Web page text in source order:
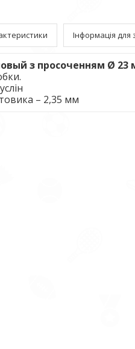
Інформація
з просоченням Ø 23
– 2,35 мм